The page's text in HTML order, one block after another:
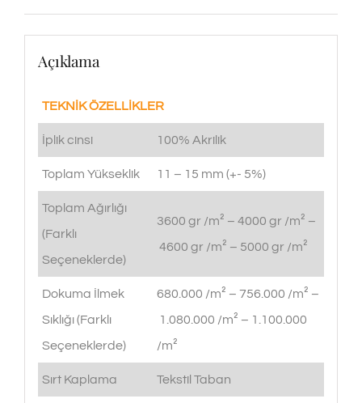
Açıklama
TEKNİK ÖZELLİKLER
İplik cinsi 100% Akrilik
Toplam Yükseklik 11 – 15 mm (+- 5%)
Toplam Ağırlığı
(Farklı
Seçeneklerde)
3600 gr /m² – 4000 gr /m² –
4600 gr /m² – 5000 gr /m²
Dokuma İlmek
Sıklığı (Farklı
Seçeneklerde)
680.000 /m² – 756.000 /m² –
1.080.000 /m² – 1.100.000
/m²
Sırt Kaplama Tekstil Taban